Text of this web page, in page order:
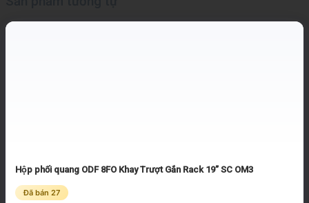
Hộp phối quang ODF 8FO Khay Trượt Gắn Rack 19” SC OM3
Đã bán 27